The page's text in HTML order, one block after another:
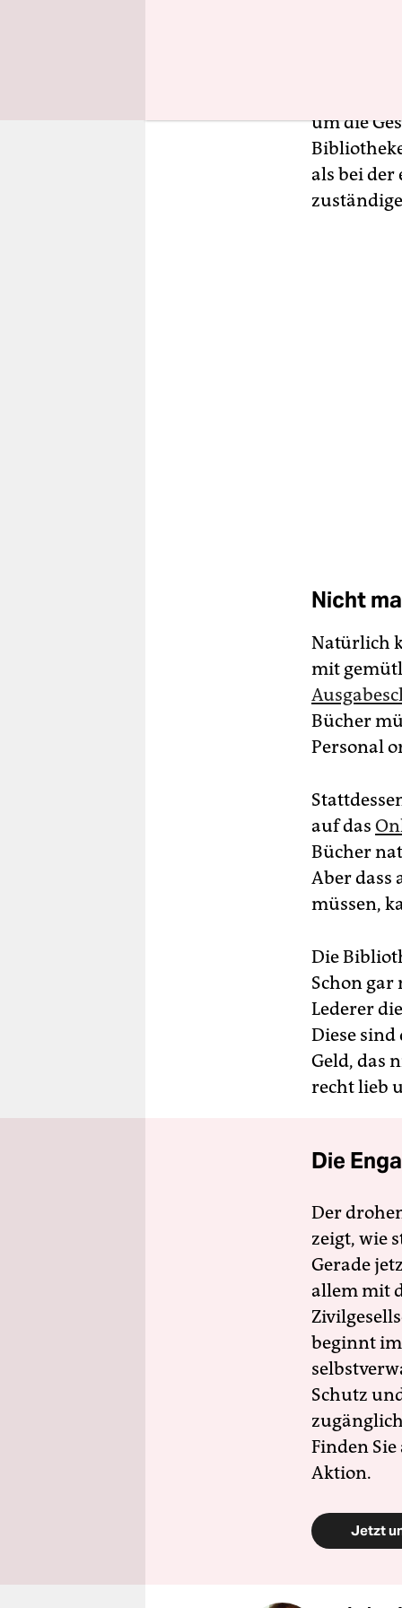
um die
als bei der
Nicht
Natürlich
mit
Bücher
Personal
auf das
Bücher
Aber dass
müssen,
Die
Schon
Lederer
Diese sind
Geld, das
recht lieb
Die
Der
zeigt, wie
Gerade
allem mit
beginnt
Schutz
Finden
Aktion.
Jetzt